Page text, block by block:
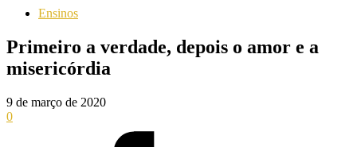
Ensinos
Primeiro a verdade, depois o amor e a
misericórdia
9 de março de 2020
0